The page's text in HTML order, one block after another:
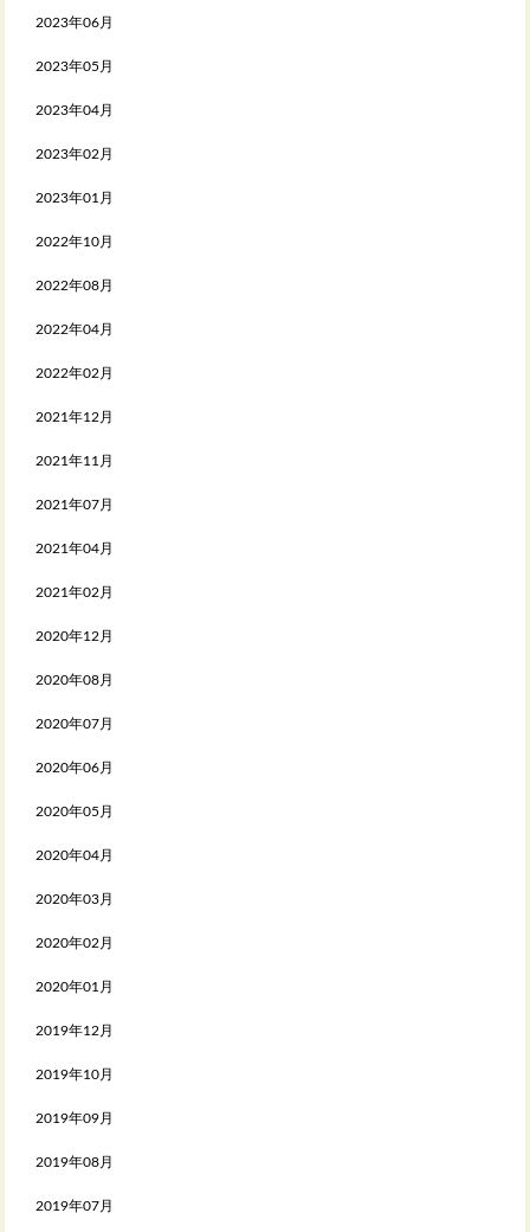
2023年06月
2023年05月
2023年04月
2023年02月
2023年01月
2022年10月
2022年08月
2022年04月
2022年02月
2021年12月
2021年11月
2021年07月
2021年04月
2021年02月
2020年12月
2020年08月
2020年07月
2020年06月
2020年05月
2020年04月
2020年03月
2020年02月
2020年01月
2019年12月
2019年10月
2019年09月
2019年08月
2019年07月